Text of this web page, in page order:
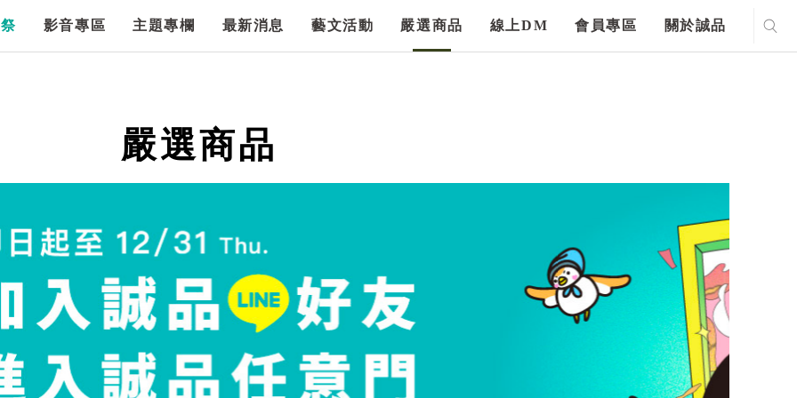
影音專區 主題專欄 最新消息 藝文活動 嚴選商品 線上DM 會員專區 關於誠品
嚴選商品